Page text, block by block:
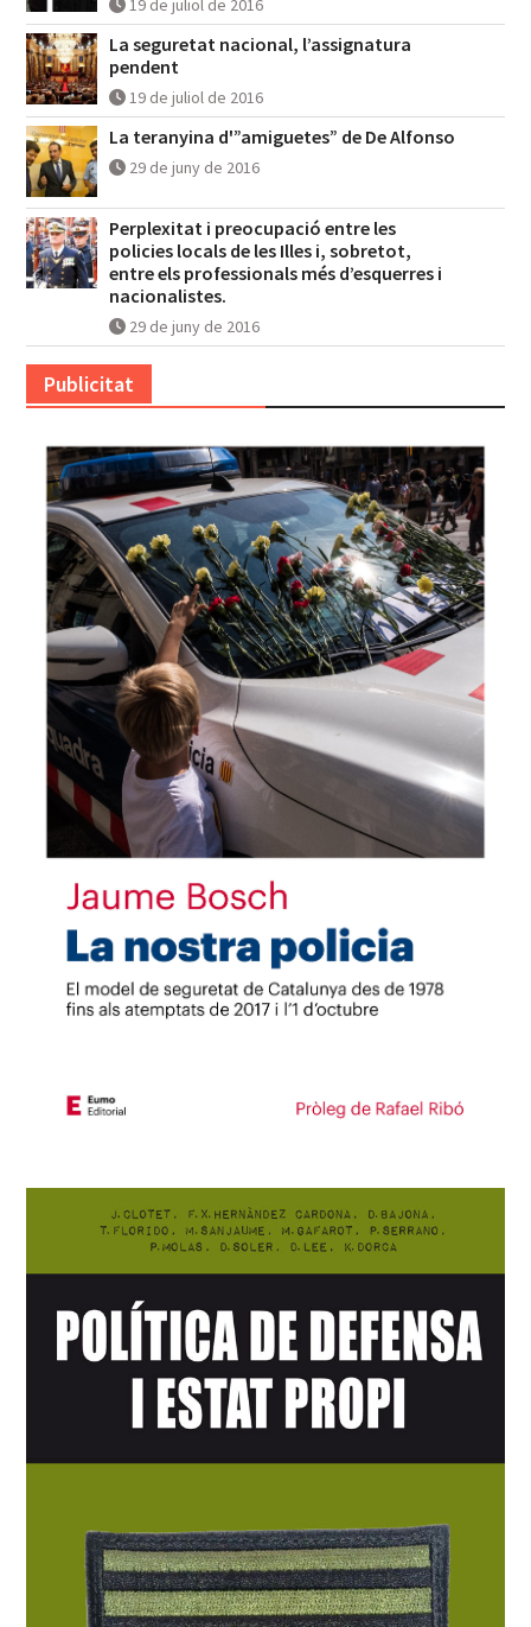
19 de juliol de 2016
La seguretat nacional, l’assignatura
pendent
19 de juliol de 2016
La teranyina d'”amiguetes” de De Alfonso
29 de juny de 2016
Perplexitat i preocupació entre les
policies locals de les Illes i, sobretot,
entre els professionals més d’esquerres i
nacionalistes.
29 de juny de 2016
Publicitat